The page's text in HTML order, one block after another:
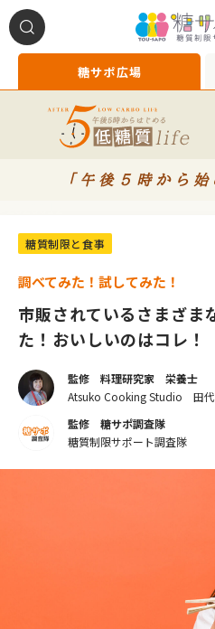
糖サポ広場
「午後５時から
糖質制限と食事
調べてみた！試してみた！
市販されているさまざま
た！おいしいのはコレ！
監修 料理研究家 栄養士
Atsuko Cooking Studio 田
監修 糖サポ調査隊
糖質制限サポート調査隊